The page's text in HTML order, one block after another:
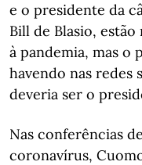
e o presidente da
Bill de Blasio,
à pandemia, mas o
havendo nas redes
deveria ser o
Nas conferências
coronavírus,